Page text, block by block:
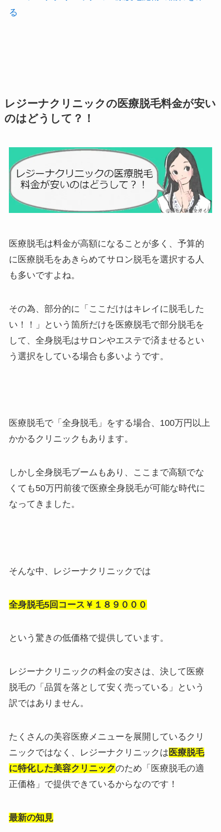
る
レジーナクリニックの医療脱毛料金が安い
のはどうして？！
医療脱毛は料金が高額になることが多く、予算的
に医療脱毛をあきらめてサロン脱毛を選択する人
も多いですよね。
その為、部分的に「ここだけはキレイに脱毛した
い！！」という箇所だけを医療脱毛で部分脱毛を
して、全身脱毛はサロンやエステで済ませるとい
う選択をしている場合も多いようです。
医療脱毛で「全身脱毛」をする場合、100万円以上
かかるクリニックもあります。
しかし全身脱毛ブームもあり、ここまで高額でな
くても50万円前後で医療全身脱毛が可能な時代に
なってきました。
そんな中、レジーナクリニックでは
全身脱毛5回コース￥１８９０００
という驚きの低価格で提供しています。
レジーナクリニックの料金の安さは、決して医療
脱毛の「品質を落として安く売っている」という
訳ではありません。
たくさんの美容医療メニューを展開しているクリ
ニックではなく、レジーナクリニックは 医療脱毛
に特化した美容クリニックのため「医療脱毛の適
正価格」で提供できているからなのです！
最新の知見